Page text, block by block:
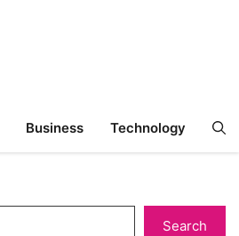
Business Technology
Search